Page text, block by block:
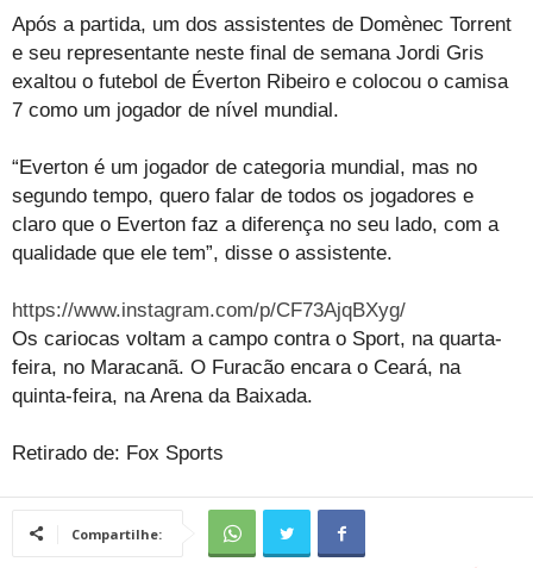
Após a partida, um dos assistentes de Domènec Torrent
e seu representante neste final de semana Jordi Gris
exaltou o futebol de Éverton Ribeiro e colocou o camisa
7 como um jogador de nível mundial.
“Everton é um jogador de categoria mundial, mas no
segundo tempo, quero falar de todos os jogadores e
claro que o Everton faz a diferença no seu lado, com a
qualidade que ele tem”, disse o assistente.
https://www.instagram.com/p/CF73AjqBXyg/
Os cariocas voltam a campo contra o Sport, na quarta-
feira, no Maracanã. O Furacão encara o Ceará, na
quinta-feira, na Arena da Baixada.
Retirado de: Fox Sports
Compartilhe: